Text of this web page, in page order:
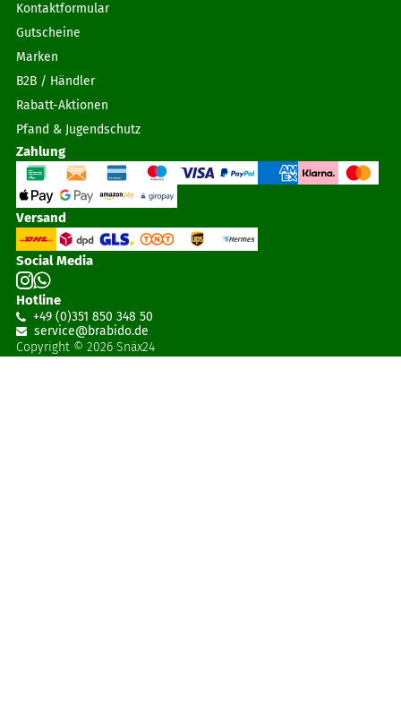
Kontaktformular
Gutscheine
Marken
B2B / Händler
Rabatt-Aktionen
Pfand & Jugendschutz
Zahlung
Versand
Social Media
Hotline
+49 (0)351 850 348 50
service@brabido.de
Copyright © 2026 Snäx24